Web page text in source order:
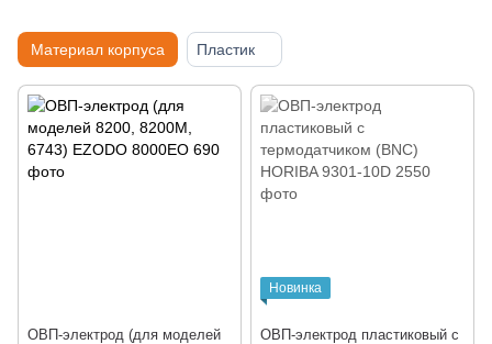
Материал корпуса Пластик
ОВП-электрод (для моделей
Новинка
ОВП-электрод пластиковый с